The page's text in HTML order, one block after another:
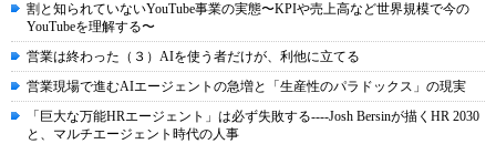
割と知られていないYouTube事業の実態〜KPIや売上高など世界規模で今の
YouTubeを理解する〜
営業は終わった（３）AIを使う者だけが、利他に立てる
営業現場で進むAIエージェントの急増と「生産性のパラドックス」の現実
「巨大な万能HRエージェント」は必ず失敗する----Josh Bersinが描くHR 2030
と、マルチエージェント時代の人事